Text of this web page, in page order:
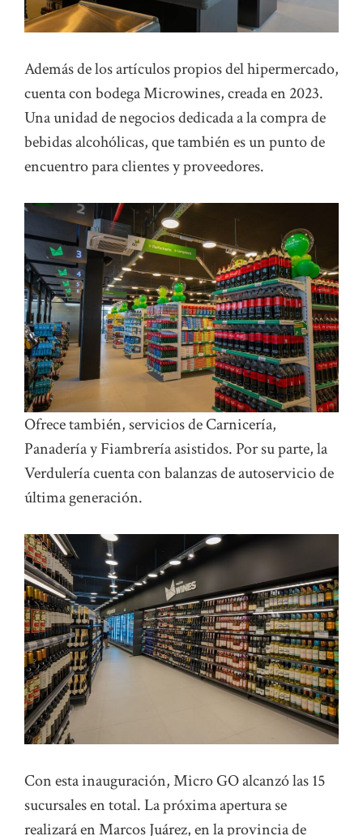
Además de los artículos propios del hipermercado,
cuenta con bodega Microwines, creada en 2023.
Una unidad de negocios dedicada a la compra de
bebidas alcohólicas, que también es un punto de
encuentro para clientes y proveedores.
Ofrece también, servicios de Carnicería,
Panadería y Fiambrería asistidos. Por su parte, la
Verdulería cuenta con balanzas de autoservicio de
última generación.
Con esta inauguración, Micro GO alcanzó las 15
sucursales en total. La próxima apertura se
realizará en Marcos Juárez, en la provincia de